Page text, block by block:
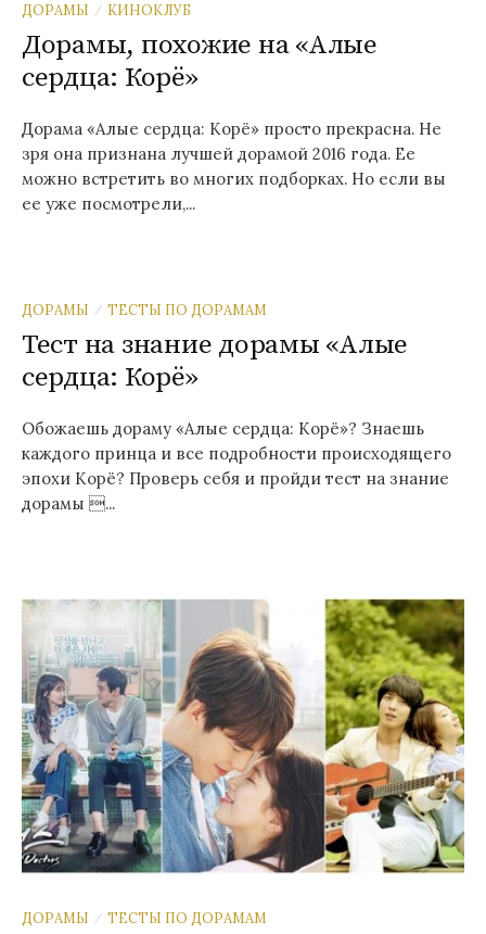
ДОРАМЫ / КИНОКЛУБ
Дорамы, похожие на «Алые
сердца: Корё»
Дорама «Алые сердца: Корё» просто прекрасна. Не
зря она признана лучшей дорамой 2016 года. Ее
можно встретить во многих подборках. Но если вы
ее уже посмотрели,...
ДОРАМЫ / ТЕСТЫ ПО ДОРАМАМ
Тест на знание дорамы «Алые
сердца: Корё»
Обожаешь дораму «Алые сердца: Корё»? Знаешь
каждого принца и все подробности происходящего
эпохи Корё? Проверь себя и пройди тест на знание
дорамы ...
ДОРАМЫ / ТЕСТЫ ПО ДОРАМАМ